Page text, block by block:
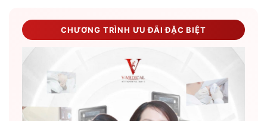
CHƯƠNG TRÌNH ƯU ĐÃI ĐẶC BIỆT